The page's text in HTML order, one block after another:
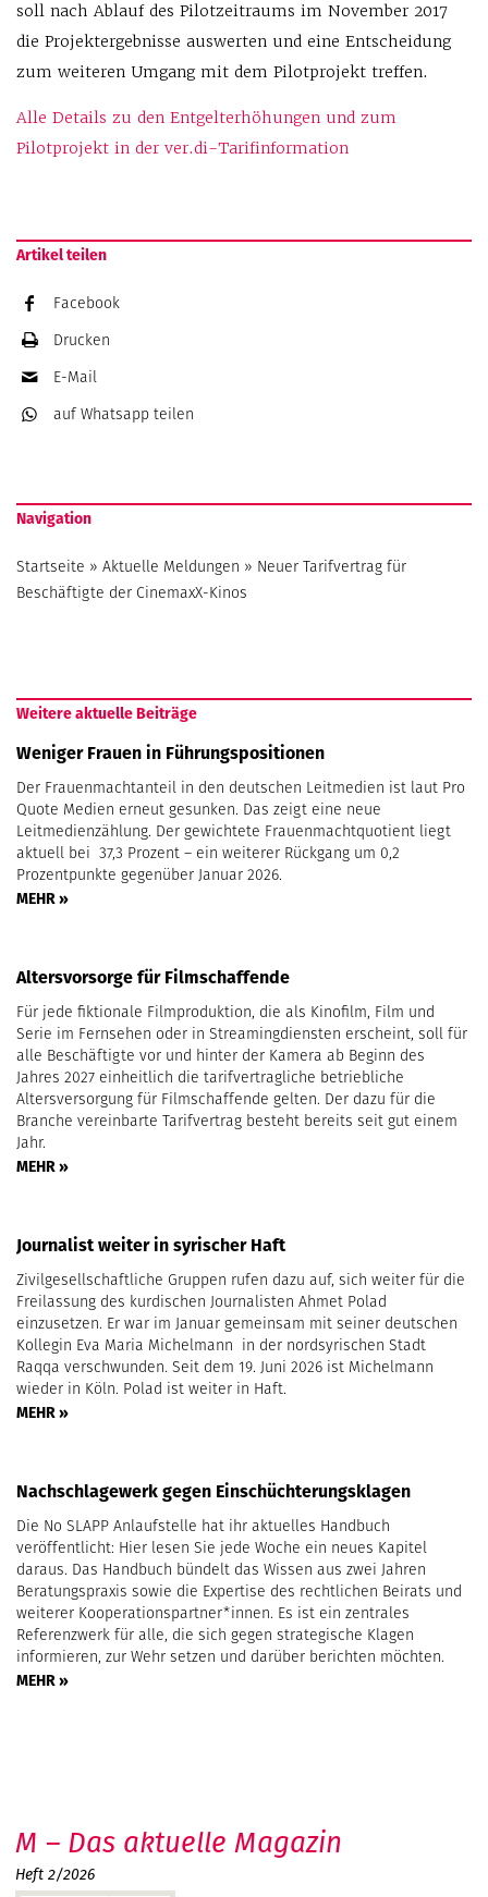
soll nach Ablauf des Pilotzeitraums im November 2017
die Projektergebnisse auswerten und eine Entscheidung
zum weiteren Umgang mit dem Pilotprojekt treffen.
Alle Details zu den Entgelterhöhungen und zum
Pilotprojekt in der ver.di-Tarifinformation
Artikel teilen
Facebook
Drucken
E-Mail
auf Whatsapp teilen
Navigation
Startseite » Aktuelle Meldungen » Neuer Tarifvertrag für
Beschäftigte der CinemaxX-Kinos
Weitere aktuelle Beiträge
Weniger Frauen in Führungspositionen
Der Frauenmachtanteil in den deutschen Leitmedien ist laut Pro
Quote Medien erneut gesunken. Das zeigt eine neue
Leitmedienzählung. Der gewichtete Frauenmachtquotient liegt
aktuell bei 37,3 Prozent – ein weiterer Rückgang um 0,2
Prozentpunkte gegenüber Januar 2026.
MEHR »
Altersvorsorge für Filmschaffende
Für jede fiktionale Filmproduktion, die als Kinofilm, Film und
Serie im Fernsehen oder in Streamingdiensten erscheint, soll für
alle Beschäftigte vor und hinter der Kamera ab Beginn des
Jahres 2027 einheitlich die tarifvertragliche betriebliche
Altersversorgung für Filmschaffende gelten. Der dazu für die
Branche vereinbarte Tarifvertrag besteht bereits seit gut einem
Jahr.
MEHR »
Journalist weiter in syrischer Haft
Zivilgesellschaftliche Gruppen rufen dazu auf, sich weiter für die
Freilassung des kurdischen Journalisten Ahmet Polad
einzusetzen. Er war im Januar gemeinsam mit seiner deutschen
Kollegin Eva Maria Michelmann in der nordsyrischen Stadt
Raqqa verschwunden. Seit dem 19. Juni 2026 ist Michelmann
wieder in Köln. Polad ist weiter in Haft.
MEHR »
Nachschlagewerk gegen Einschüchterungsklagen
Die No SLAPP Anlaufstelle hat ihr aktuelles Handbuch
veröffentlicht: Hier lesen Sie jede Woche ein neues Kapitel
daraus. Das Handbuch bündelt das Wissen aus zwei Jahren
Beratungspraxis sowie die Expertise des rechtlichen Beirats und
weiterer Kooperationspartner*innen. Es ist ein zentrales
Referenzwerk für alle, die sich gegen strategische Klagen
informieren, zur Wehr setzen und darüber berichten möchten.
MEHR »
M – Das aktuelle Magazin
Heft 2/2026